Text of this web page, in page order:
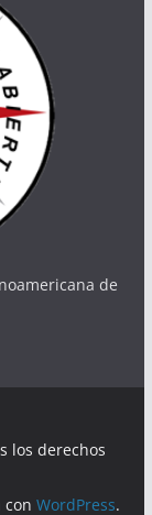
de
los derechos
conWordPress.